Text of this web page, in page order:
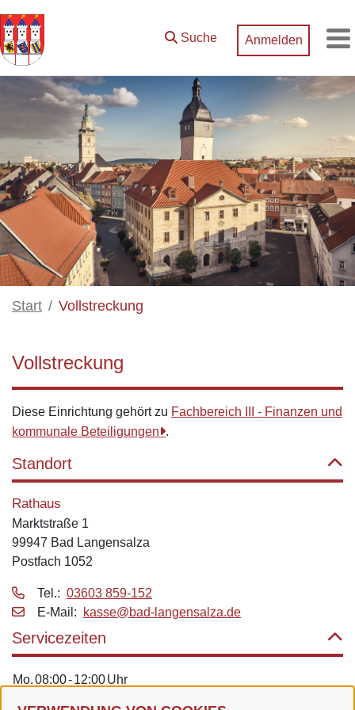
Zum Hauptinhalt springen
Suche Anmelden
Start Vollstreckung
Vollstreckung
Diese Einrichtung gehört zu Fachbereich III - Finanzen und
kommunale Beteiligungen .
Standort
Rathaus
Marktstraße 1
99947 Bad Langensalza
Postfach 1052
Tel.: 03603 859-152
E‑Mail:
kasse@bad-langensalza.de
Servicezeiten
Mo.08:00-12:00Uhr